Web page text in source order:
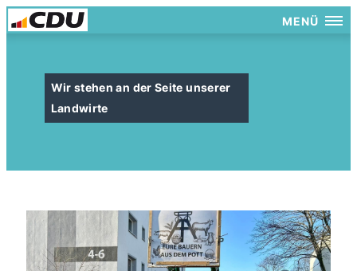
MENÜ
Wir stehen an der Seite unserer
Landwirte